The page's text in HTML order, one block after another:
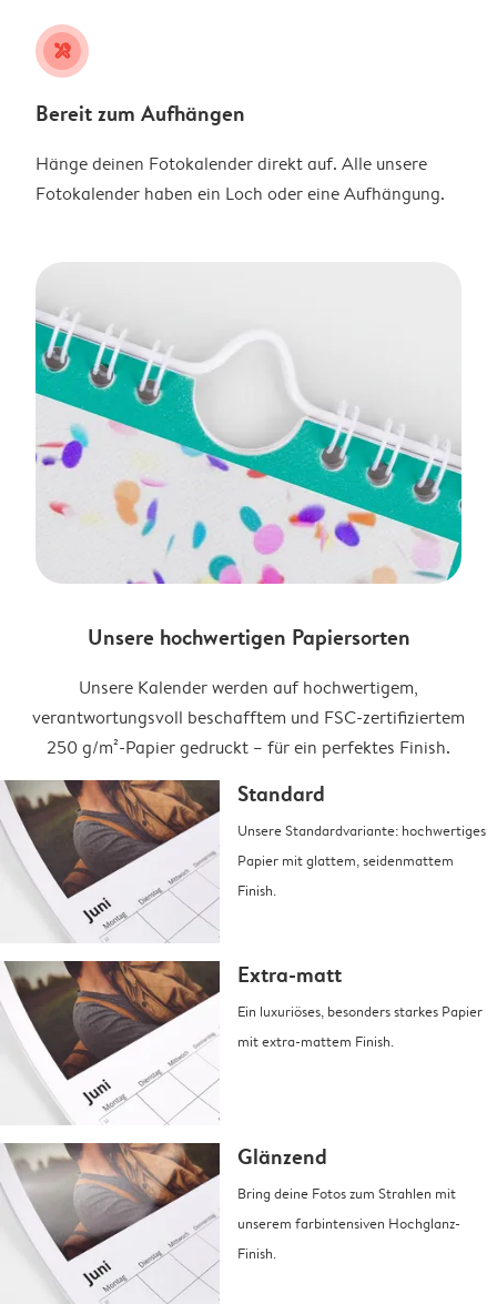
tools
Bereit zum Aufhängen
Hänge deinen Fotokalender direkt auf. Alle unsere
Fotokalender haben ein Loch oder eine Aufhängung.
Unsere hochwertigen Papiersorten
Unsere Kalender werden auf hochwertigem,
verantwortungsvoll beschafftem und FSC-zertifiziertem
250 g/m²-Papier gedruckt – für ein perfektes Finish.
Standard
Unsere Standardvariante: hochwertiges
Papier mit glattem, seidenmattem
Finish.
Extra-matt
Ein luxuriöses, besonders starkes Papier
mit extra-mattem Finish.
Glänzend
Bring deine Fotos zum Strahlen mit
unserem farbintensiven Hochglanz-
Finish.